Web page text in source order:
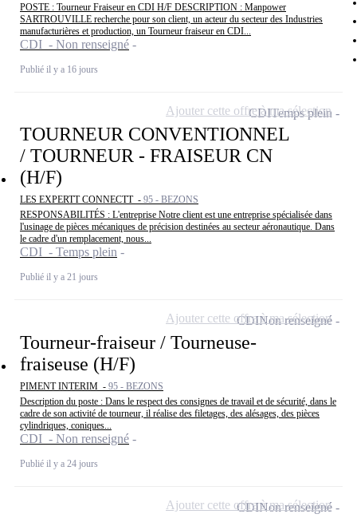
POSTE : Tourneur Fraiseur en CDI H/F DESCRIPTION : Manpower
SARTROUVILLE recherche pour son client, un acteur du secteur des Industries
manufacturières et production, un Tourneur fraiseur en CDI...
CDI - Non renseigné
Publié il y a 16 jours
TOURNEUR CONVENTIONNEL
/ TOURNEUR - FRAISEUR CN
(H/F)
LES EXPERTT CONNECTT - 95 - BEZONS
RESPONSABILITÉS : L'entreprise Notre client est une entreprise spécialisée dans
l'usinage de pièces mécaniques de précision destinées au secteur aéronautique. Dans
le cadre d'un remplacement, nous...
CDI - Temps plein
Publié il y a 21 jours
CDITemps plein
Ajouter cette offre à ma sélection
Tourneur-fraiseur / Tourneuse-
fraiseuse (H/F)
PIMENT INTERIM - 95 - BEZONS
Description du poste : Dans le respect des consignes de travail et de sécurité, dans le
cadre de son activité de tourneur, il réalise des filetages, des alésages, des pièces
cylindriques, coniques...
CDI - Non renseigné
Publié il y a 24 jours
CDINon renseigné
Ajouter cette offre à ma sélection
CDINon renseigné
Ajouter cette offre à ma sélection